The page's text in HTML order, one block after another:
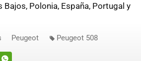
Bajos, Polonia, España, Portugal y
Peugeot Peugeot 508